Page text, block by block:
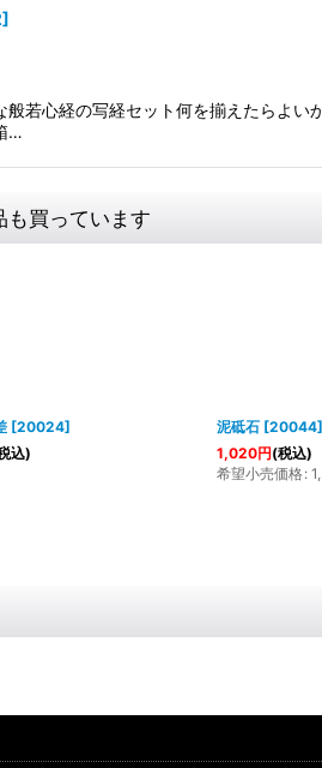
]
若心経の写経セット何を揃えたらよ
…
も買っています
[20024]
込)
泥砥石 [20044]
1,020円(税込)
希望小売価格: